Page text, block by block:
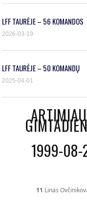
2026-03-19
LFF TAURĖJE – 56 KOMANDOS
2025-04-01
LFF TAURĖJE – 50 KOMANDŲ
1999-08-
11 Linas